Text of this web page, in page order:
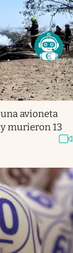
avioneta
murieron 13